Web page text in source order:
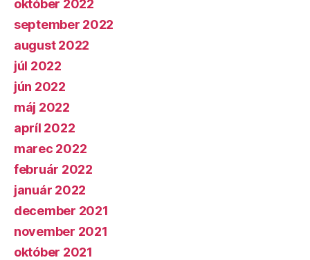
október 2022
september 2022
august 2022
júl 2022
jún 2022
máj 2022
apríl 2022
marec 2022
február 2022
január 2022
december 2021
november 2021
október 2021